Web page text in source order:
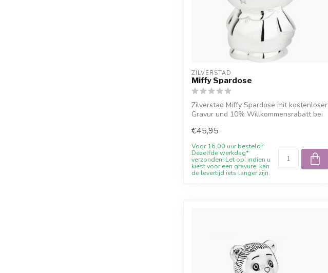
ZILVERSTAD
Miffy Spardose
Zilverstad Miffy Spardose mit kostenloser
Gravur und 10% Willkommensrabatt bei
€45,95
Voor 16.00 uur besteld?
Dezelfde werkdag*
verzonden! Let op: indien u
kiest voor een gravure, kan
de levertijd iets langer zijn.